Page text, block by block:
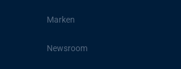
Marken
Newsroom